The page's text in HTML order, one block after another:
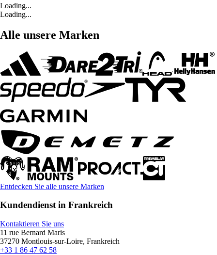
Loading...
Loading...
Alle unsere Marken
Entdecken Sie alle unsere Marken
Kundendienst in Frankreich
Kontaktieren Sie uns
11 rue Bernard Maris
37270 Montlouis-sur-Loire, Frankreich
+33 1 86 47 62 58